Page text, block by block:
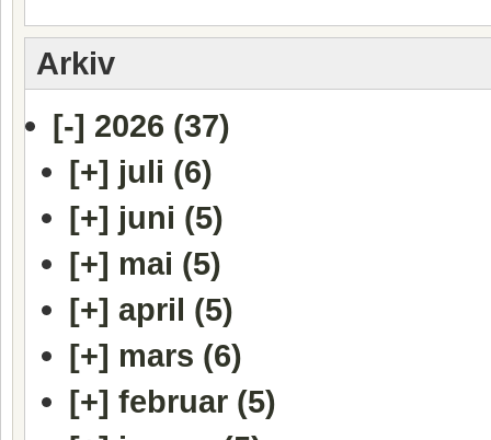
Arkiv
[-] 2026 (37)
[+] juli (6)
[+] juni (5)
[+] mai (5)
[+] april (5)
[+] mars (6)
[+] februar (5)